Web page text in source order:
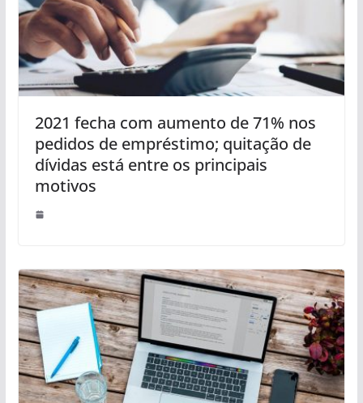
2021 fecha com aumento de 71% nos
pedidos de empréstimo; quitação de
dívidas está entre os principais
motivos